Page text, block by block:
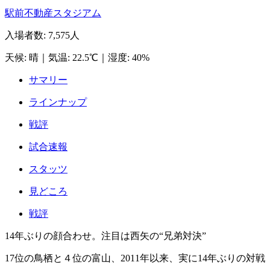
駅前不動産スタジアム
入場者数: 7,575人
天候: 晴 気温: 22.5℃ 湿度: 40%
サマリー
ラインナップ
戦評
試合速報
スタッツ
見どころ
戦評
14年ぶりの顔合わせ。注目は西矢の“兄弟対決”
17位の鳥栖と４位の富山、2011年以来、実に14年ぶりの対戦